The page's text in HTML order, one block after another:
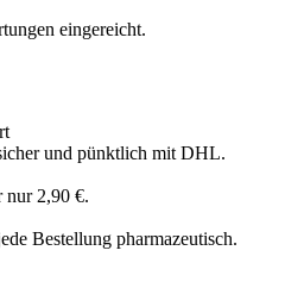
eingereicht.
und pünktlich mit DHL.
nur 2,90 €.
Bestellung pharmazeutisch.